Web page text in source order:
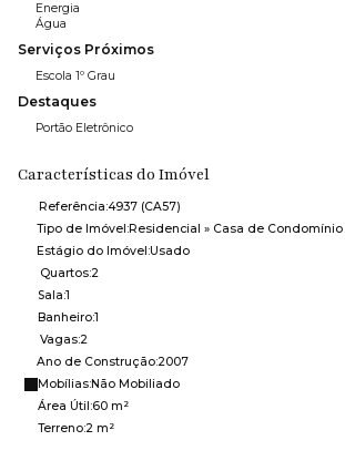
Energia
Água
Serviços Próximos
Escola 1º Grau
Destaques
Portão Eletrônico
Características do Imóvel
Referência:4937 (CA57)
Tipo de Imóvel:Residencial » Casa de Condomínio
Estágio do Imóvel:Usado
Quartos:2
Sala:1
Banheiro:1
Vagas:2
Ano de Construção:2007
Mobílias:Não Mobiliado
Área Útil:60 m²
Terreno:2 m²